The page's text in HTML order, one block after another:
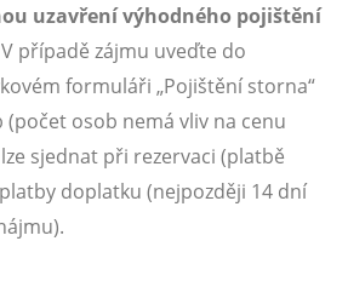
uzavření výhodného pojištění
V případě zájmu uveďte do
formuláři „Pojištění storna“
(počet osob nemá vliv na cenu
sjednat při rezervaci (platbě
doplatku (nejpozději 14 dní